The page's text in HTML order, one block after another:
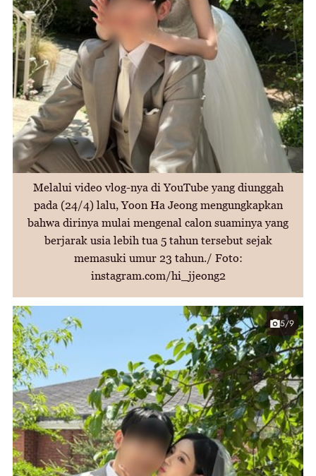
Melalui video vlog-nya di YouTube yang diunggah
pada (24/4) lalu, Yoon Ha Jeong mengungkapkan
bahwa dirinya mulai mengenal calon suaminya yang
berjarak usia lebih tua 5 tahun tersebut sejak
memasuki umur 23 tahun./ Foto:
instagram.com/hi_jjeong2
5/9